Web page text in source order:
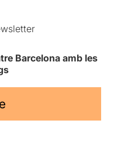
Barcelona amb les